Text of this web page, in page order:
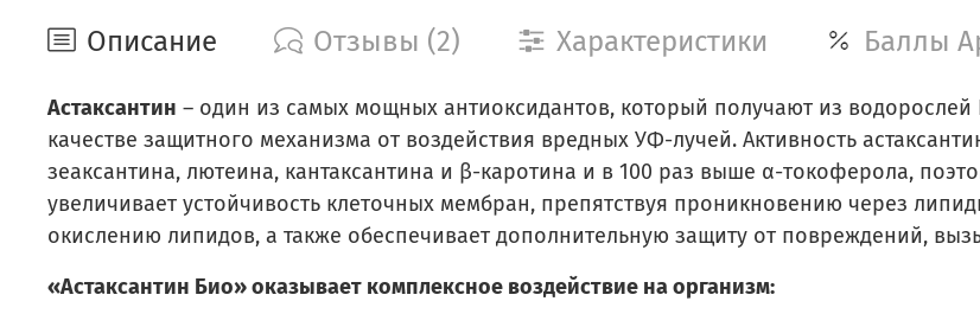
Описание Характеристики
Отзывы (2) Баллы
Астаксантин – один из самых мощных антиоксидантов, который получают из
качестве защитного механизма от воздействия вредных УФ-лучей. Активность
зеаксантина, лютеина, кантаксантина и β-каротина и в 100 раз выше α-токоферола,
увеличивает устойчивость клеточных мембран, препятствуя проникновению через
окислению липидов, а также обеспечивает дополнительную защиту от повреждений,
«Астаксантин Био» оказывает комплексное воздействие на организм: